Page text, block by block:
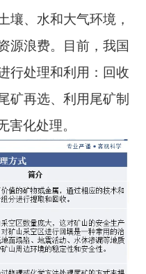
壤、水和大气环境，
源浪费。目前，我国
行处理和利用：回收
矿再选、利用尾矿制
化处理。